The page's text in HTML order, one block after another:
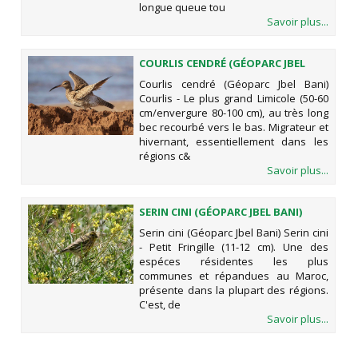
longue queue tou
Savoir plus...
COURLIS CENDRÉ (GÉOPARC JBEL
BANI)
Courlis cendré (Géoparc Jbel Bani)
Courlis - Le plus grand Limicole (50-60
cm/envergure 80-100 cm), au très long
bec recourbé vers le bas. Migrateur et
hivernant, essentiellement dans les
régions c&
Savoir plus...
SERIN CINI (GÉOPARC JBEL BANI)
Serin cini (Géoparc Jbel Bani) Serin cini
- Petit Fringille (11-12 cm). Une des
espéces résidentes les plus
communes et répandues au Maroc,
présente dans la plupart des régions.
C'est, de
Savoir plus...